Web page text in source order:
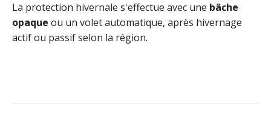
La protection hivernale s'effectue avec une bâche
opaque ou un volet automatique, après hivernage
actif ou passif selon la région.